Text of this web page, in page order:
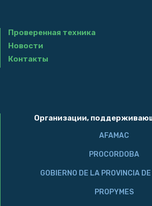
Проверенная техника
Новости
Контакты
Организации,
AFAMAC
PROCORDOBA
GOBIERNO DE LA PROVINCIA
PROPYMES